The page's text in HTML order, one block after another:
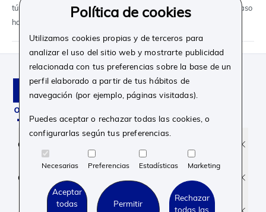
túnel. Los resultados postoperatorios iniciales y la evolución del caso
hasta los tres años confirman el éxito del procedimiento.
Facebook
Instagram
Linkedin
Youtube
Corporativo
Contacto y soporte
Política de cookies
Utilizamos cookies propias y de terceros para
analizar el uso del sitio web y mostrarte publicidad
relacionada con tus preferencias sobre la base de un
perfil elaborado a partir de tus hábitos de
navegación (por ejemplo, páginas visitadas).
Puedes aceptar o rechazar todas las cookies, o
configurarlas según tus preferencias.
Necesarias Preferencias Estadísticas Marketing
Aceptar
todas
Permitir
Rechazar
todas las